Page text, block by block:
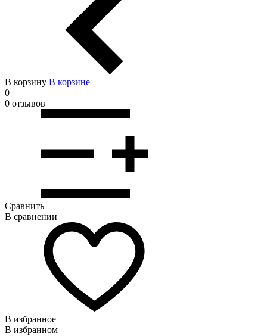
В корзину В корзинe
0
0 отзывов
Сравнить
В сравнении
В избранное
В избранном